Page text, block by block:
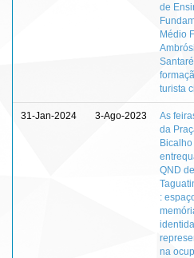
de
Médio
turista
31-Jan-2024 3-Ago-2023
As
da
QND de
:
na